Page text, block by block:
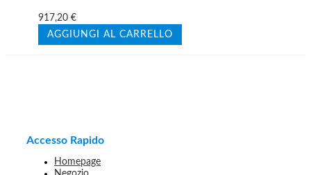
917,20€
AGGIUNGI AL CARRELLO
Accesso Rapido
Homepage